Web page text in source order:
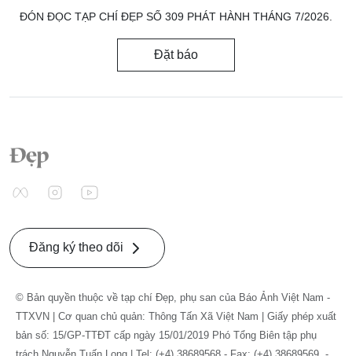
ĐÓN ĐỌC TẠP CHÍ ĐẸP SỐ 309 PHÁT HÀNH THÁNG 7/2026.
Đặt báo
Đăng ký theo dõi
© Bản quyền thuộc về tạp chí Đẹp, phụ san của Báo Ảnh Việt Nam -
TTXVN | Cơ quan chủ quản: Thông Tấn Xã Việt Nam | Giấy phép xuất
bản số: 15/GP-TTĐT cấp ngày 15/01/2019 Phó Tổng Biên tập phụ